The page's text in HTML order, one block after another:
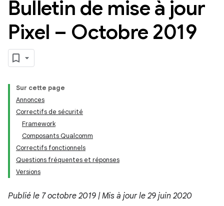
Bulletin de mise à jour
Pixel – Octobre 2019
Sur cette page
Annonces
Correctifs de sécurité
Framework
Composants Qualcomm
Correctifs fonctionnels
Questions fréquentes et réponses
Versions
Publié le 7 octobre 2019 | Mis à jour le 29 juin 2020